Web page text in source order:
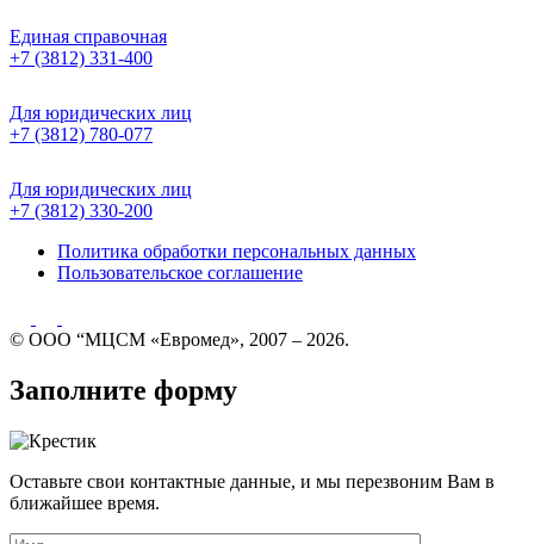
Единая справочная
+7 (3812) 331-400
Для юридических лиц
+7 (3812) 780-077
Для юридических лиц
+7 (3812) 330-200
Политика обработки персональных данных
Пользовательское соглашение
© ООО “МЦСМ «Евромед», 2007 – 2026.
Заполните форму
Оставьте свои контактные данные, и мы перезвоним Вам в
ближайшее время.